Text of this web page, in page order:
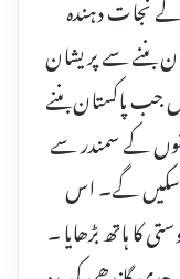
بننے سے پریشان
پاکستان بننے
کے سمندر سے
سکیں گے۔ اس
کا ہاتھ بڑھایا ۔